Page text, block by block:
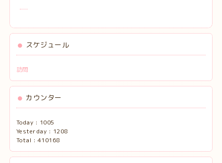
スケジュール
訪問
カウンター
Today : 1005
Yesterday : 1208
Total : 410168